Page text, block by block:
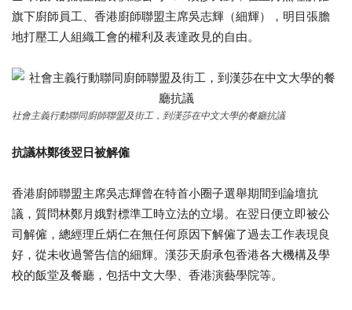
旗下廚師員工、香港廚師聯盟主席吳志輝（細輝），明目張膽
地打壓工人組織工會的權利及表達政見的自由。
社會主義行動聯同廚師聯盟及街工，到漢莎在中文大學的餐廳抗議
抗議林鄭後翌日被解僱
香港廚師聯盟主席吳志輝曾在特首小圈子選舉期間到論壇抗
議，質問林鄭月娥對標準工時立法的立場。在翌日便立即被公
司解僱，總經理丘炳仁在無任何原因下解僱了過去工作表現良
好，從未收過警告信的細輝。漢莎天廚承包香港各大機構及學
校的飯堂及餐廳，包括中文大學、香港演藝學院等。